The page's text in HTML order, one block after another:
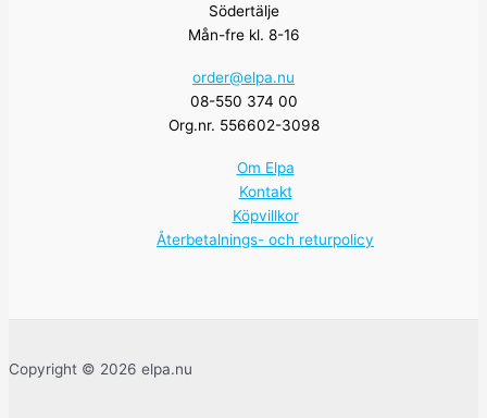
Södertälje
Mån-fre kl. 8-16
order@elpa.nu
08-550 374 00
Org.nr. 556602-3098
Om Elpa
Kontakt
Köpvillkor
Återbetalnings- och returpolicy
Copyright © 2026 elpa.nu